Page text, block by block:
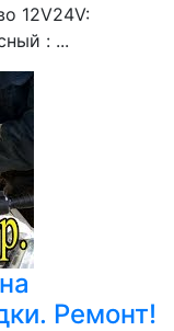
12V24V:
: ...
Ремонт!